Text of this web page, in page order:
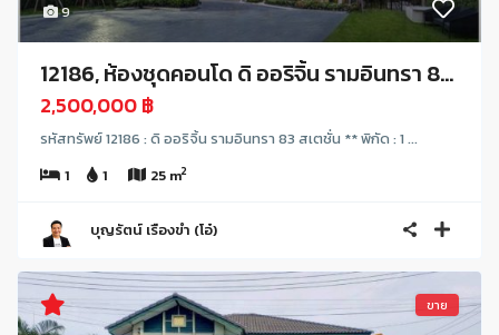
9
12186, ห้องชุดคอนโด ดิ ออริจิ้น รามอินทรา 8...
2,500,000 ฿
รหัสทรัพย์ 12186 : ดิ ออริจิ้น รามอินทรา 83 สเตชั่น ** พิกัด : 1 ...
1
1 25 m2
บุญรัตน์ เรืองขำ (โอ๋)
ขาย